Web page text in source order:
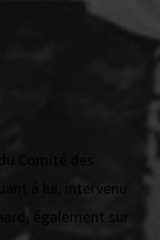
Comité des
à lui, intervenu
également sur